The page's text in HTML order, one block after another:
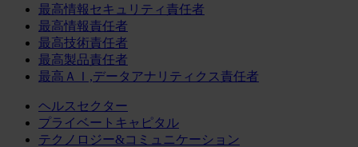
最高情報セキュリティ責任者
最高情報責任者
最高技術責任者
最高製品責任者
最高ＡＩ,データアナリティクス責任者
ヘルスセクター
プライベートキャピタル
テクノロジー&コミュニケーション